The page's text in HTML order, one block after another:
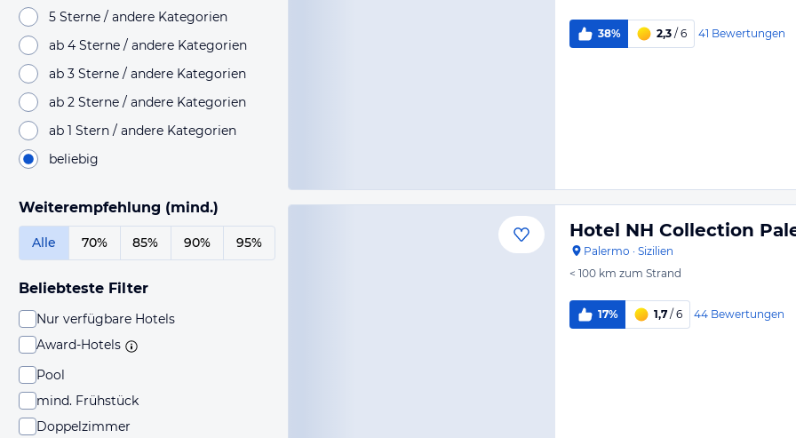
5 Sterne / andere Kategorien
ab 4 Sterne / andere Kategorien
ab 3 Sterne / andere Kategorien
ab 2 Sterne / andere Kategorien
ab 1 Stern / andere Kategorien
beliebig
Weiterempfehlung (mind.)
Alle 70% 85% 90% 95%
Beliebteste Filter
Nur verfügbare Hotels
Award-Hotels
Pool
mind. Frühstück
Doppelzimmer
38% 2,3 / 6 41 Bewertungen
Hotel NH Collection
Palermo · Sizilien
< 100 km zum Strand
17% 1,7 / 6 44 Bewertungen